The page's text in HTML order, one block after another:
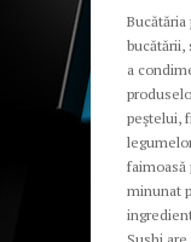
bucătării,
a
peştelui,
faimoasă
minunat